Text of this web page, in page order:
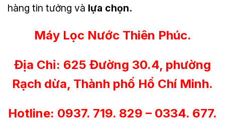
hàng tin tưởng và lựa chọn.
Máy Lọc Nước Thiên Phúc.
Địa Chỉ: 625 Đường 30.4, phường
Rạch dừa, Thành phố Hồ Chí Minh.
Hotline: 0937. 719. 829 – 0334. 677.